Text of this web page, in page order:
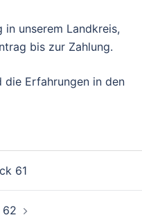
unserem Landkreis,
bis zur Zahlung.
die Erfahrungen in den
61
62